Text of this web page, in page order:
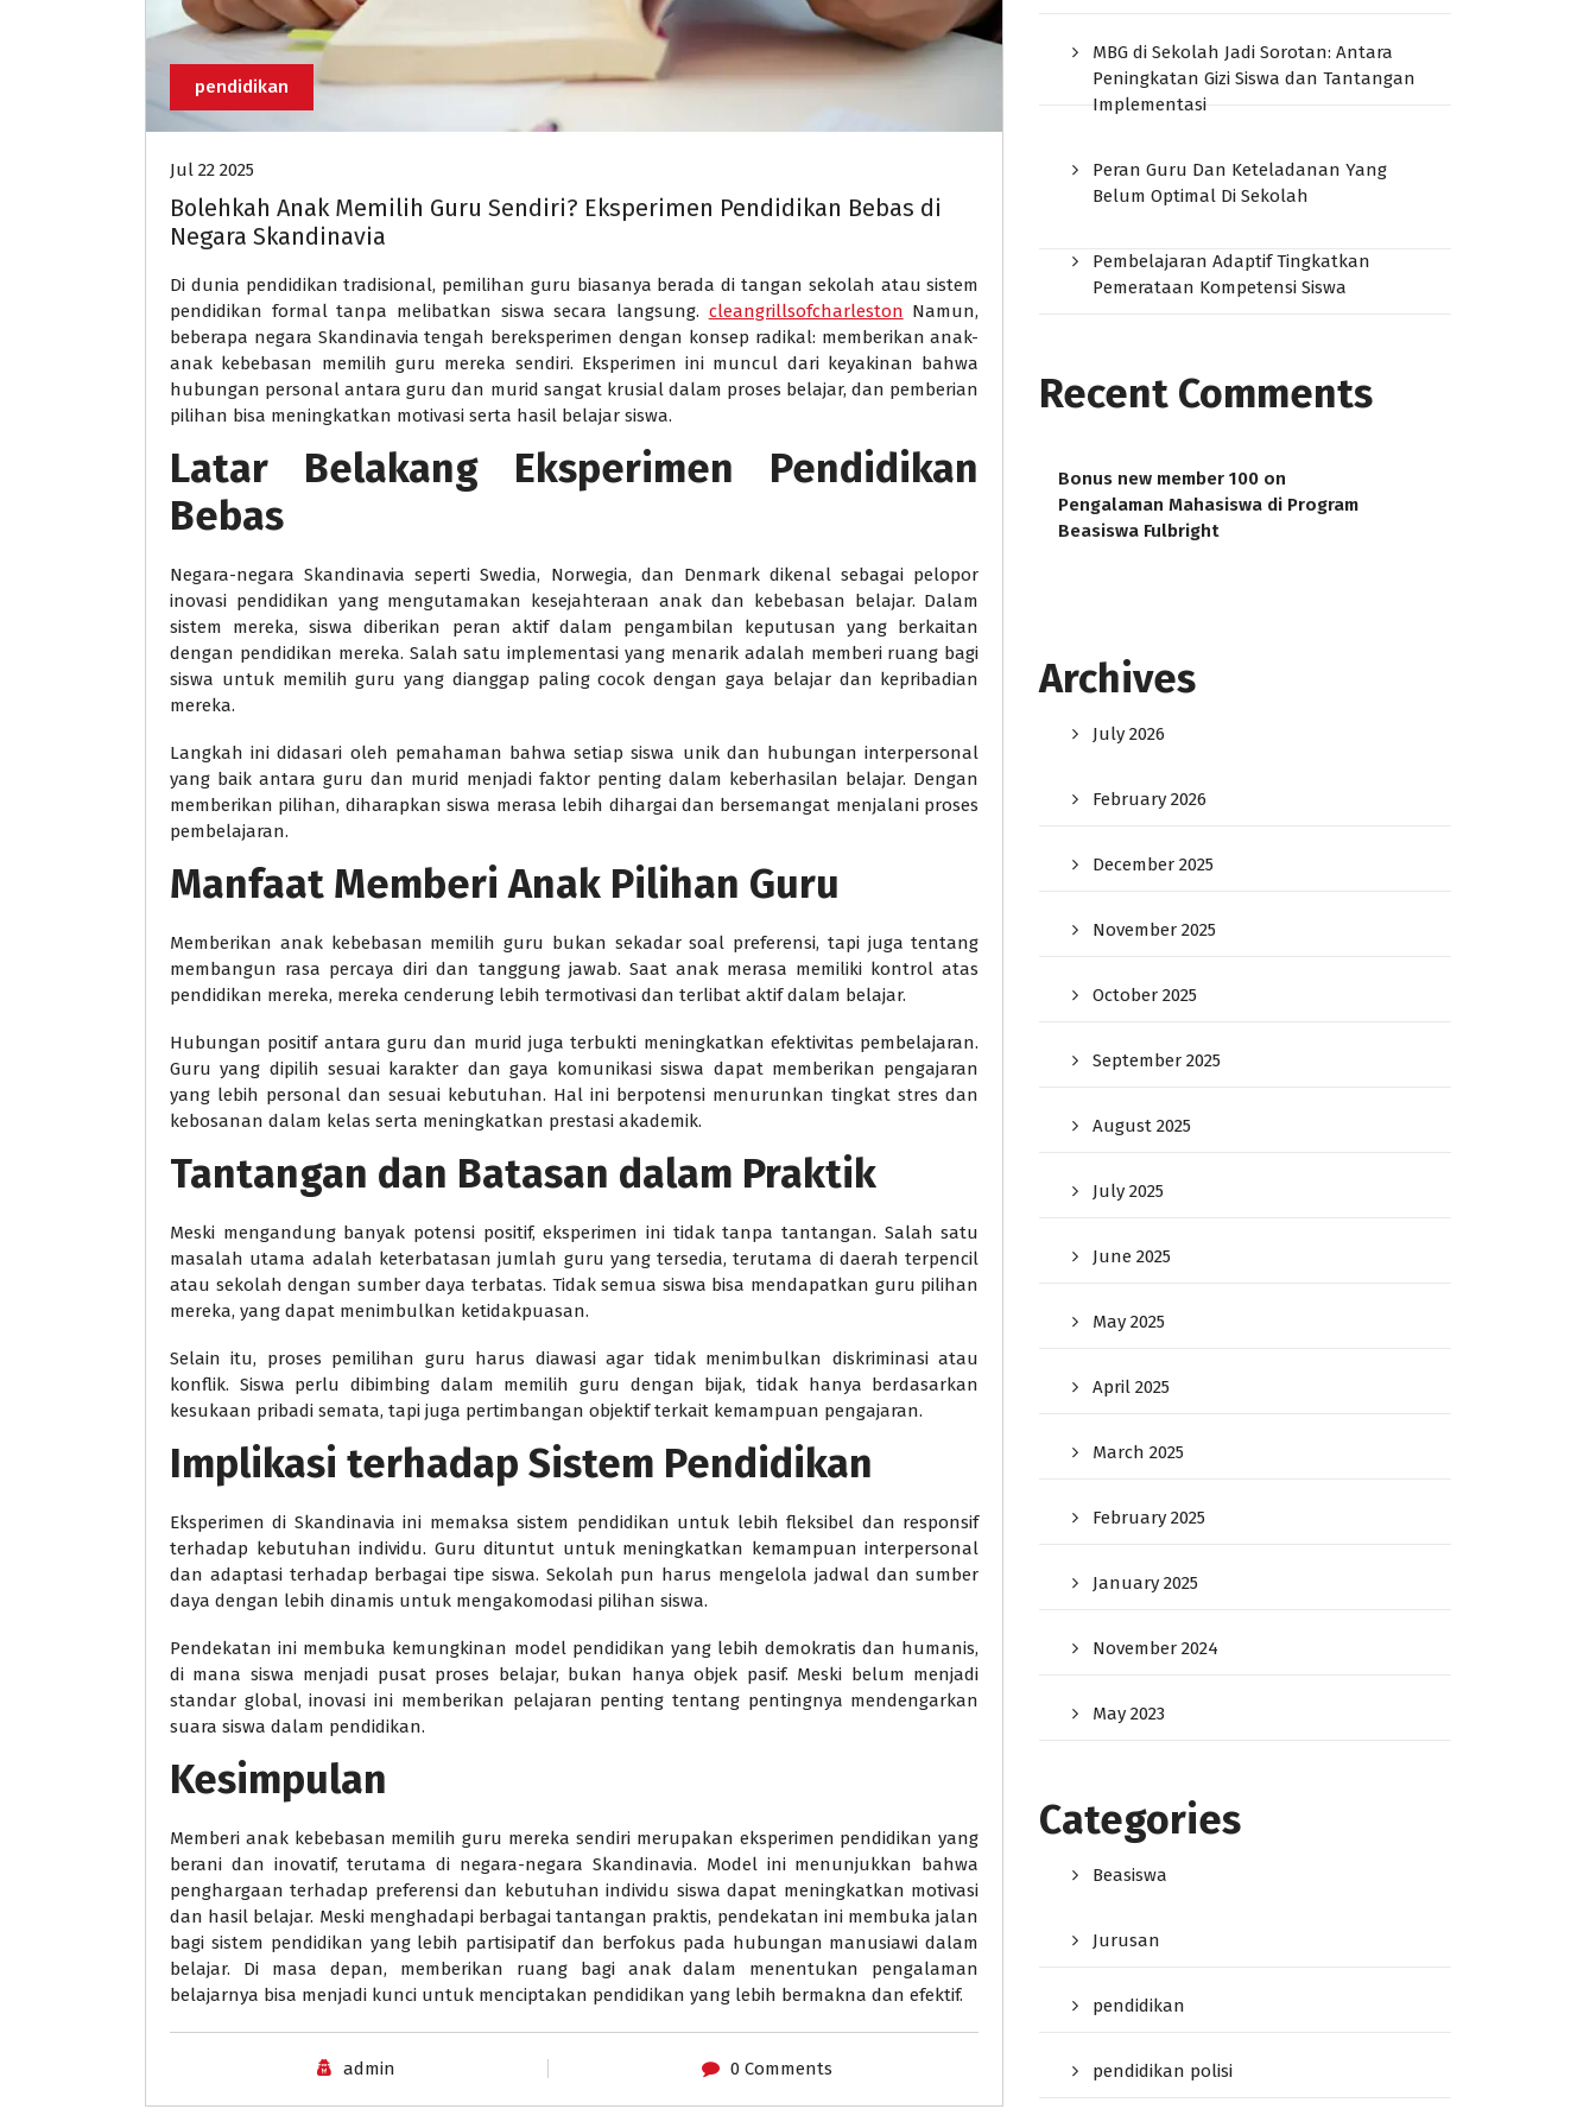
pendidikan
Jul 22 2025
Bolehkah Anak Memilih Guru Sendiri? Eksperimen Pendidikan Bebas di
Negara Skandinavia
Di dunia pendidikan tradisional, pemilihan guru biasanya berada di tangan sekolah atau sistem
pendidikan formal tanpa melibatkan siswa secara langsung. cleangrillsofcharleston Namun,
beberapa negara Skandinavia tengah bereksperimen dengan konsep radikal: memberikan anak-
anak kebebasan memilih guru mereka sendiri. Eksperimen ini muncul dari keyakinan bahwa
hubungan personal antara guru dan murid sangat krusial dalam proses belajar, dan pemberian
pilihan bisa meningkatkan motivasi serta hasil belajar siswa.
Latar Belakang Eksperimen Pendidikan
Bebas
Negara-negara Skandinavia seperti Swedia, Norwegia, dan Denmark dikenal sebagai pelopor
inovasi pendidikan yang mengutamakan kesejahteraan anak dan kebebasan belajar. Dalam
sistem mereka, siswa diberikan peran aktif dalam pengambilan keputusan yang berkaitan
dengan pendidikan mereka. Salah satu implementasi yang menarik adalah memberi ruang bagi
siswa untuk memilih guru yang dianggap paling cocok dengan gaya belajar dan kepribadian
mereka.
Langkah ini didasari oleh pemahaman bahwa setiap siswa unik dan hubungan interpersonal
yang baik antara guru dan murid menjadi faktor penting dalam keberhasilan belajar. Dengan
memberikan pilihan, diharapkan siswa merasa lebih dihargai dan bersemangat menjalani proses
pembelajaran.
Manfaat Memberi Anak Pilihan Guru
Memberikan anak kebebasan memilih guru bukan sekadar soal preferensi, tapi juga tentang
membangun rasa percaya diri dan tanggung jawab. Saat anak merasa memiliki kontrol atas
pendidikan mereka, mereka cenderung lebih termotivasi dan terlibat aktif dalam belajar.
Hubungan positif antara guru dan murid juga terbukti meningkatkan efektivitas pembelajaran.
Guru yang dipilih sesuai karakter dan gaya komunikasi siswa dapat memberikan pengajaran
yang lebih personal dan sesuai kebutuhan. Hal ini berpotensi menurunkan tingkat stres dan
kebosanan dalam kelas serta meningkatkan prestasi akademik.
Tantangan dan Batasan dalam Praktik
Meski mengandung banyak potensi positif, eksperimen ini tidak tanpa tantangan. Salah satu
masalah utama adalah keterbatasan jumlah guru yang tersedia, terutama di daerah terpencil
atau sekolah dengan sumber daya terbatas. Tidak semua siswa bisa mendapatkan guru pilihan
mereka, yang dapat menimbulkan ketidakpuasan.
Selain itu, proses pemilihan guru harus diawasi agar tidak menimbulkan diskriminasi atau
konflik. Siswa perlu dibimbing dalam memilih guru dengan bijak, tidak hanya berdasarkan
kesukaan pribadi semata, tapi juga pertimbangan objektif terkait kemampuan pengajaran.
Implikasi terhadap Sistem Pendidikan
Eksperimen di Skandinavia ini memaksa sistem pendidikan untuk lebih fleksibel dan responsif
terhadap kebutuhan individu. Guru dituntut untuk meningkatkan kemampuan interpersonal
dan adaptasi terhadap berbagai tipe siswa. Sekolah pun harus mengelola jadwal dan sumber
daya dengan lebih dinamis untuk mengakomodasi pilihan siswa.
Pendekatan ini membuka kemungkinan model pendidikan yang lebih demokratis dan humanis,
di mana siswa menjadi pusat proses belajar, bukan hanya objek pasif. Meski belum menjadi
standar global, inovasi ini memberikan pelajaran penting tentang pentingnya mendengarkan
suara siswa dalam pendidikan.
Kesimpulan
Memberi anak kebebasan memilih guru mereka sendiri merupakan eksperimen pendidikan yang
berani dan inovatif, terutama di negara-negara Skandinavia. Model ini menunjukkan bahwa
penghargaan terhadap preferensi dan kebutuhan individu siswa dapat meningkatkan motivasi
dan hasil belajar. Meski menghadapi berbagai tantangan praktis, pendekatan ini membuka jalan
bagi sistem pendidikan yang lebih partisipatif dan berfokus pada hubungan manusiawi dalam
belajar. Di masa depan, memberikan ruang bagi anak dalam menentukan pengalaman
belajarnya bisa menjadi kunci untuk menciptakan pendidikan yang lebih bermakna dan efektif.
admin 0 Comments
MBG di Sekolah Jadi Sorotan: Antara
Peningkatan Gizi Siswa dan Tantangan
Implementasi
Peran Guru Dan Keteladanan Yang
Belum Optimal Di Sekolah
Pembelajaran Adaptif Tingkatkan
Pemerataan Kompetensi Siswa
Recent Comments
Bonus new member 100 on
Pengalaman Mahasiswa di Program
Beasiswa Fulbright
Archives
July 2026
February 2026
December 2025
November 2025
October 2025
September 2025
August 2025
July 2025
June 2025
May 2025
April 2025
March 2025
February 2025
January 2025
November 2024
May 2023
Categories
Beasiswa
Jurusan
pendidikan
pendidikan polisi